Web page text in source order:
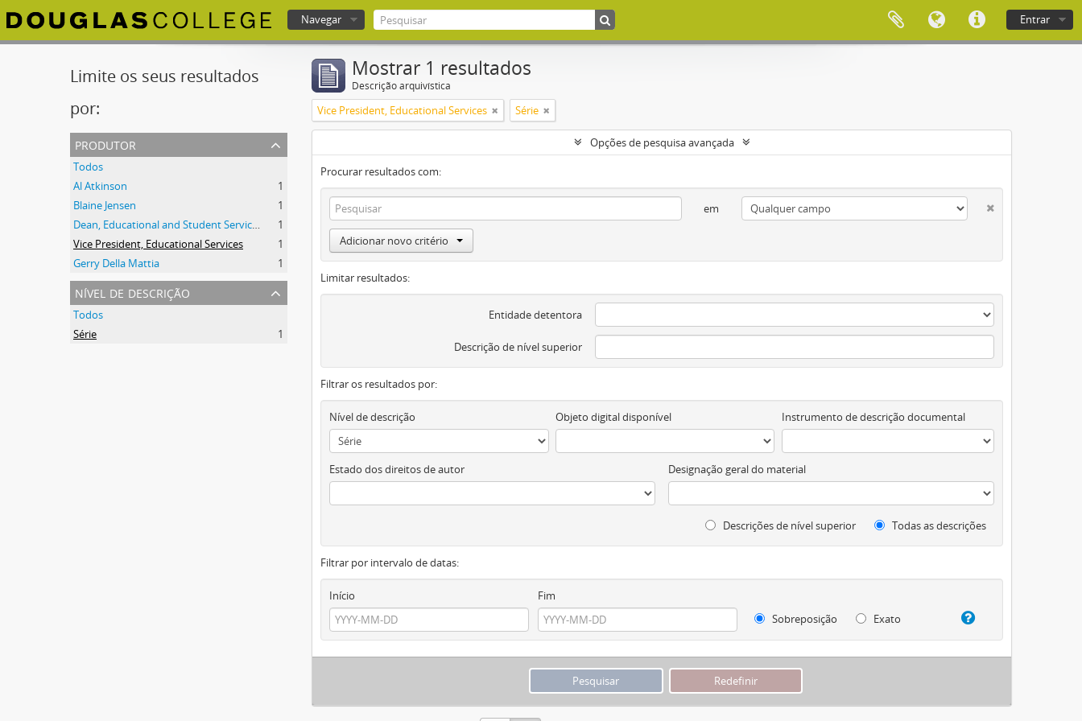
Entrar
Navegar
Limite os seus resultados
por:
produtor
Todos
Al Atkinson
1
Blaine Jensen
1
Dean, Educational and Student Services
1
Vice President, Educational Services
1
Gerry Della Mattia
1
nível de descrição
Todos
Série
1
Mostrar 1 resultados
Descrição arquivística
Vice President, Educational Services Série
Opções de pesquisa avançada
Procurar resultados com:
em
Adicionar novo critério
Limitar resultados:
Entidade detentora
Descrição de nível superior
Filtrar os resultados por:
Nível de descrição Objeto digital disponível Instrumento de descrição documental
Estado dos direitos de autor Designação geral do material
Descrições de nível superior Todas as descrições
Filtrar por intervalo de datas:
Início
Fim
Sobreposição
Exato